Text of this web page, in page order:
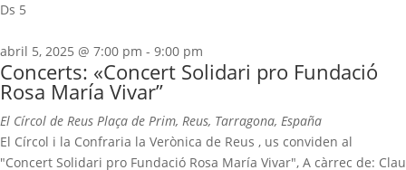
Ds 5
abril 5, 2025 @ 7:00 pm - 9:00 pm
Concerts: «Concert Solidari pro Fundació
Rosa María Vivar”
El Círcol de Reus Plaça de Prim, Reus, Tarragona, España
El Círcol i la Confraria la Verònica de Reus , us conviden al
"Concert Solidari pro Fundació Rosa María Vivar", A càrrec de: Clau